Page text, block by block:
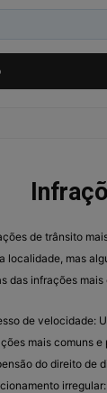
de trânsito
localidade, mas
das infrações mais
de velocidade:
mais comuns
do direito de